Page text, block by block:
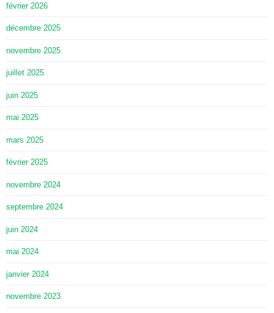
février 2026
décembre 2025
novembre 2025
juillet 2025
juin 2025
mai 2025
mars 2025
février 2025
novembre 2024
septembre 2024
juin 2024
mai 2024
janvier 2024
novembre 2023